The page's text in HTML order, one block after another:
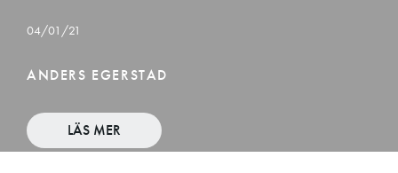
04/01/21
ANDERS EGERSTAD
LÄS MER